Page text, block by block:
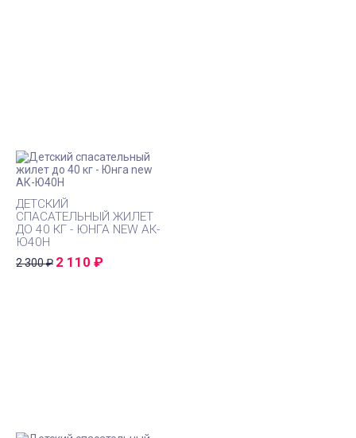
ДЕТСКИЙ
СПАСАТЕЛЬНЫЙ ЖИЛЕТ
ДО 40 КГ - ЮНГА NEW АК-
Ю40Н
2 300₽ 2 110 ₽